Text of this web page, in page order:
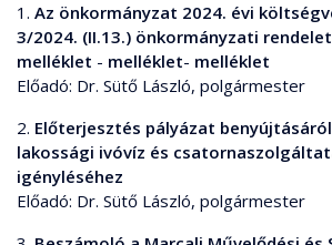
1. Az önkormányzat 2024. évi
3/2024. (II.13.) önkormányzati
melléklet - melléklet- melléklet
Előadó: Dr. Sütő László, polgármester
2. Előterjesztés pályázat
lakossági ivóvíz és
igényléséhez
Előadó: Dr. Sütő László, polgármester